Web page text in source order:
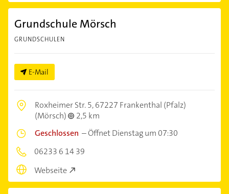
Grundschule Mörsch
GRUNDSCHULEN
E-Mail
Roxheimer Str. 5,67227 Frankenthal (Pfalz)
(Mörsch)
2,5 km
Geschlossen –Öffnet Dienstag um 07:30
06233 6 14 39
Webseite